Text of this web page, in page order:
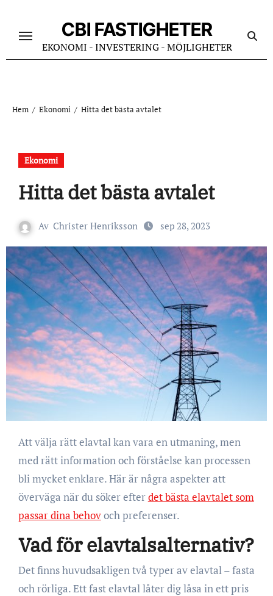
innehåll
CBI FASTIGHETER
EKONOMI - INVESTERING - MÖJLIGHETER
Hem Ekonomi Hitta det bästa avtalet
Ekonomi
Hitta det bästa avtalet
Av Christer Henriksson sep 28, 2023
Att välja rätt elavtal kan vara en utmaning, men
med rätt information och förståelse kan processen
bli mycket enklare. Här är några aspekter att
överväga när du söker efterdet bästa elavtalet som
passar dina behovoch preferenser.
Vad för elavtalsalternativ?
Det finns huvudsakligen två typer av elavtal – fasta
och rörliga. Ett fast elavtal låter dig låsa in ett pris